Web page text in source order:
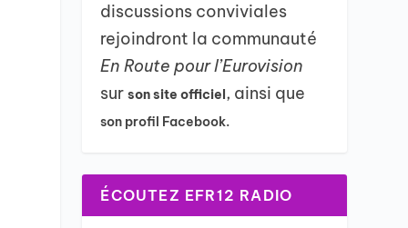
discussions conviviales
rejoindront la communauté
En Route pour l’Eurovision
surson site officiel, ainsi que
son profil Facebook.
ÉCOUTEZ EFR12 RADIO